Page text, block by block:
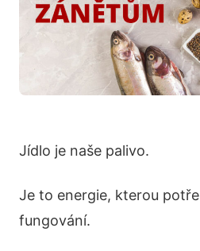
Jídlo je naše palivo.
Je to energie, kterou
fungování.